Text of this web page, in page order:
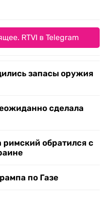
RTVI в Telegram
запасы оружия
сделала
обратился с
по Газе